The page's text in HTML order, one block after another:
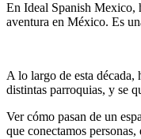
En Ideal Spanish Mexico,
aventura en México. Es
A lo largo de esta
distintas parroquias, y se
Ver cómo pasan de un
que conectamos